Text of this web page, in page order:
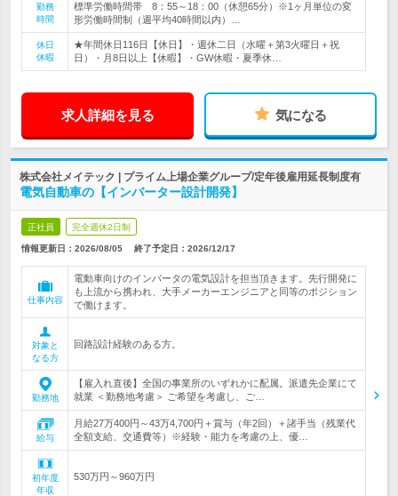
勤務
時間
標準労働時間帯 8：55～18：00（休憩65分）※1ヶ月単位の変
形労働時間制（週平均40時間以内）…
休日
休暇
★年間休日116日【休日】・週休二日（水曜＋第3火曜日＋祝
日）・月8日以上【休暇】・GW休暇・夏季休…
求人詳細を見る 気になる
株式会社メイテック | プライム上場企業グループ/定年後雇用延長制度有
電気自動車の【インバーター設計開発】
正社員 完全週休2日制
情報更新日：2026/08/05 終了予定日： 2026/12/17
仕事内容
電動車向けのインバータの電気設計を担当頂きます。先行開発に
も上流から携われ、大手メーカーエンジニアと同等のポジション
で働けます。
対象と
なる方
回路設計経験のある方。
勤務地
【雇入れ直後】全国の事業所のいずれかに配属。派遣先企業にて
就業 ＜勤務地考慮＞ ご希望を考慮し、ご…
給与
月給27万400円～43万4,700円＋賞与（年2回）＋諸手当（残業代
全額支給、交通費等）※経験・能力を考慮の上、優…
初年度
年収
530万円～960万円